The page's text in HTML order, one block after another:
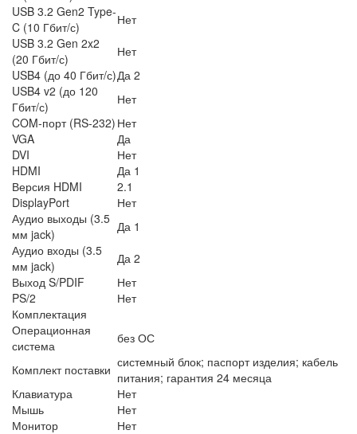
USB 3.2 Gen2 Type-
C (10 Гбит/с)
Нет
USB 3.2 Gen 2x2
(20 Гбит/с)
Нет
USB4 (до 40 Гбит/с)Да 2
USB4 v2 (до 120
Гбит/с)
Нет
COM-порт (RS-232) Нет
VGA
Да
DVI
Нет
HDMI
Да 1
Версия HDMI
2.1
DisplayPort
Нет
Аудио выходы (3.5
мм jack)
Да 1
Аудио входы (3.5
мм jack)
Да 2
Выход S/PDIF
Нет
PS/2
Нет
Комплектация
Операционная
система
без ОС
Комплект поставки системный блок; паспорт изделия; кабель
питания; гарантия 24 месяца
Клавиатура
Нет
Мышь
Нет
Монитор
Нет